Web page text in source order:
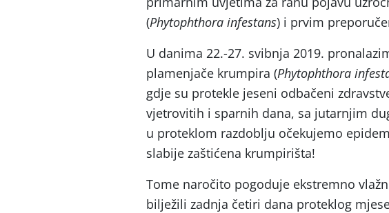
(Phytophthora infestans) i prvim
U danima 22.-27. svibnja 2019.
plamenjače krumpira (Phytophthora
gdje su protekle jeseni odbačeni
vjetrovitih i sparnih dana, sa jutarnjim
u proteklom razdoblju očekujemo
slabije zaštićena krumpirišta!
Tome naročito pogoduje ekstremno
bilježili zadnja četiri dana proteklog